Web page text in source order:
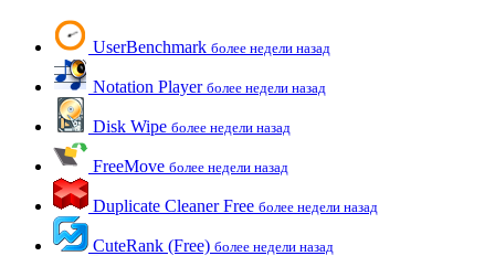
UserBenchmark более недели назад
Notation Player более недели назад
Disk Wipe более недели назад
FreeMove более недели назад
Duplicate Cleaner Free более недели назад
CuteRank (Free) более недели назад